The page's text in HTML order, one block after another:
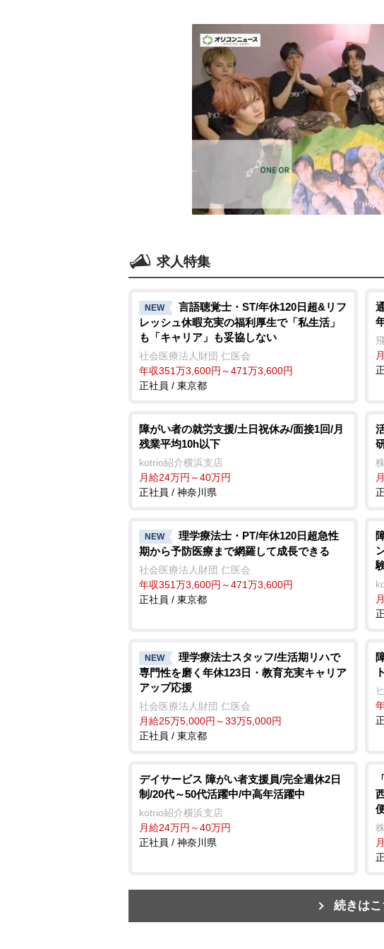
求人特集
NEW
言語聴覚士・ST/年休120日超&リフ
レッシュ休暇充実の福利厚生で「私生活」
も「キャリア」も妥協しない
社会医療法人財団 仁医会
年収351万3,600円～471万3,600円
正社員 / 東京都
障がい者の就労支援/土日祝休み/面接1回/月
残業平均10h以下
kotrio紹介横浜支店
月給24万円～40万円
正社員 / 神奈川県
NEW
理学療法士・PT/年休120日超急性
期から予防医療まで網羅して成長できる
社会医療法人財団 仁医会
年収351万3,600円～471万3,600円
正社員 / 東京都
NEW
理学療法士スタッフ/生活期リハで
専門性を磨く年休123日・教育充実キャリア
アップ応援
社会医療法人財団 仁医会
月給25万5,000円～33万5,000円
正社員 / 東京都
ト
デイサービス 障がい者支援員/完全週休2日
制/20代～50代活躍中/中高年活躍中
kotrio紹介横浜支店
月給24万円～40万円
正社員 / 神奈川県
続きはこ